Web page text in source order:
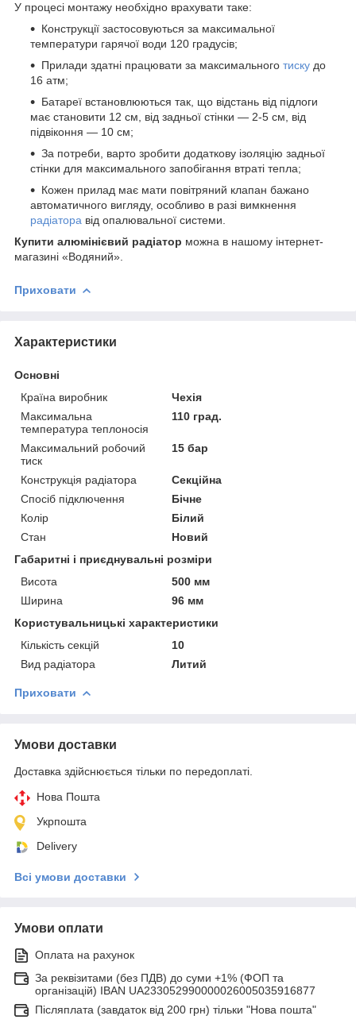
У процесі монтажу необхідно врахувати таке:
Конструкції застосовуються за максимальної
температури гарячої води 120 градусів;
Прилади здатні працювати за максимального тиску до
16 атм;
Батареї встановлюються так, що відстань від підлоги
має становити 12 см, від задньої стінки — 2-5 см, від
підвіконня — 10 см;
За потреби, варто зробити додаткову ізоляцію задньої
стінки для максимального запобігання втраті тепла;
Кожен прилад має мати повітряний клапан бажано
автоматичного вигляду, особливо в разі вимкнення
радіатора від опалювальної системи.
Купити алюмінієвий радіатор можна в нашому інтернет-
магазині «Водяний».
Приховати
Характеристики
Основні
Країна виробник
Чехія
Максимальна
температура теплоносія
110 град.
Максимальний робочий
тиск
15 бар
Конструкція радіатора
Секційна
Спосіб підключення
Бічне
Колір
Білий
Стан
Новий
Габаритні і приєднувальні розміри
Висота
500 мм
Ширина
96 мм
Користувальницькі характеристики
Кількість секцій
10
Вид радіатора
Литий
Приховати
Умови доставки
Доставка здійснюється тільки по передоплаті.
Нова Пошта
Укрпошта
Delivery
Всі умови доставки
Умови оплати
Оплата на рахунок
За реквізитами (без ПДВ) до суми +1% (ФОП та
організацій) IBAN UA233052990000026005035916877
Післяплата (завдаток від 200 грн) тільки "Нова пошта"